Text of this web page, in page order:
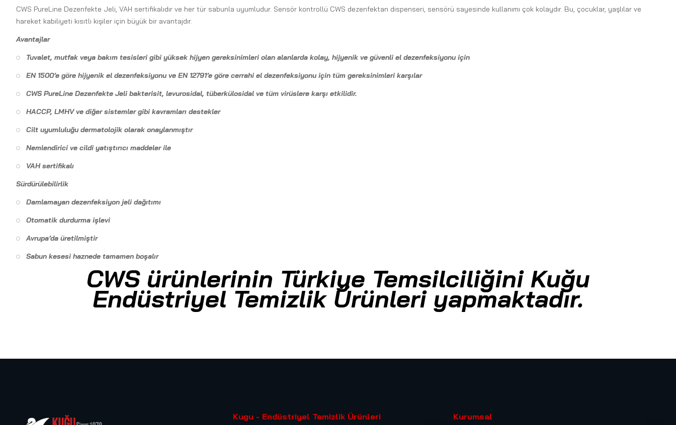
CWS PureLine Dezenfekte Jeli, VAH sertifikalıdır ve her tür sabunla uyumludur. Sensör kontrollü CWS dezenfektan dispenseri, sensörü sayesinde kullanımı çok kolaydır. Bu, çocuklar, yaşlılar ve
hareket kabiliyeti kısıtlı kişiler için büyük bir avantajdır.
Avantajlar
Tuvalet, mutfak veya bakım tesisleri gibi yüksek hijyen gereksinimleri olan alanlarda kolay, hijyenik ve güvenli el dezenfeksiyonu için
EN 1500’e göre hijyenik el dezenfeksiyonu ve EN 12791’e göre cerrahi el dezenfeksiyonu için tüm gereksinimleri karşılar
CWS PureLine Dezenfekte Jeli bakterisit, levurosidal, tüberkülosidal ve tüm virüslere karşı etkilidir.
HACCP, LMHV ve diğer sistemler gibi kavramları destekler
Cilt uyumluluğu dermatolojik olarak onaylanmıştır
Nemlendirici ve cildi yatıştırıcı maddeler ile
VAH sertifikalı
Sürdürülebilirlik
Damlamayan dezenfeksiyon jeli dağıtımı
Otomatik durdurma işlevi
Avrupa’da üretilmiştir
Sabun kesesi haznede tamamen boşalır
CWS ürünlerinin Türkiye Temsilciliğini Kuğu
Endüstriyel Temizlik Ürünleri yapmaktadır.
Kugu - Endüstriyel Temizlik Ürünleri Kurumsal